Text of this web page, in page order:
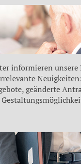
informieren
geänderte